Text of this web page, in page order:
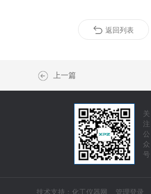
返回列表
上一篇
关
注
公
众
号
技术支持： 化工仪器网 管理登录